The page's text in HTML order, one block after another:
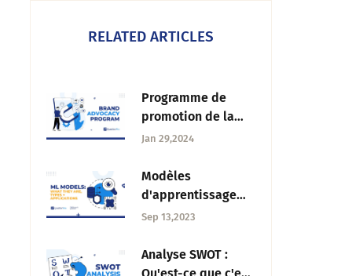
RELATED ARTICLES
Programme de
promotion de la
marque : Qu'est-ce
comment le
construire ?
Jan 29,2024
Modèles
d'apprentissage
automatique : Ce
applications
Sep 13,2023
Analyse SWOT :